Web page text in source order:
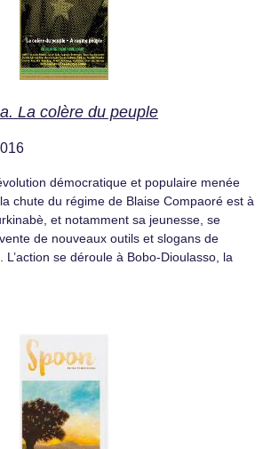
La colère du peuple
démocratique et populaire menée
chute du régime de Blaise Compaoré est à
et notamment sa jeunesse, se
de nouveaux outils et slogans de
se déroule à Bobo-Dioulasso, la